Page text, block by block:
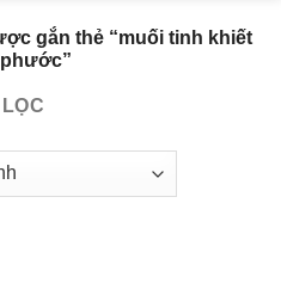
gắn thẻ “muối tinh khiết
LỌC